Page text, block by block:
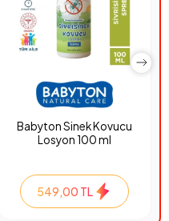
Babyton Sinek Kovucu
Losyon 100 ml
549,00 TL